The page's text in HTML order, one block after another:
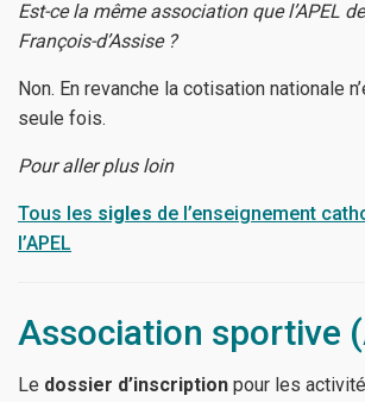
Est-ce la même association que l’APEL
François-d’Assise ?
Non. En revanche la cotisation nationale
seule fois.
Pour aller plus loin
Tous les sigles de l’enseignement
l’APEL
Association sportive
Le dossier d’inscription pour les